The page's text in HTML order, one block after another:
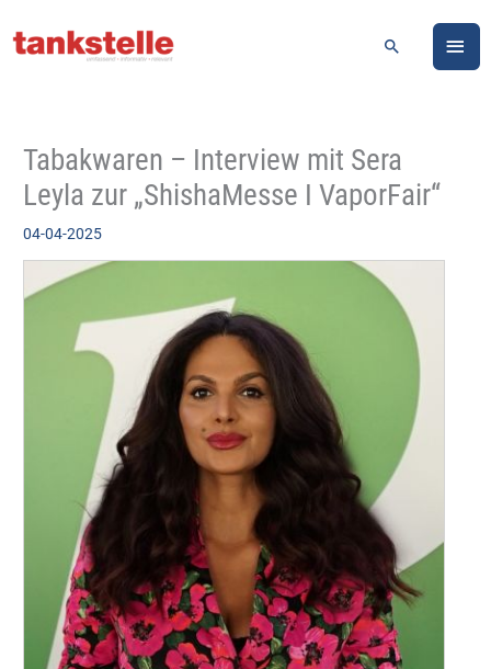
Inhalt
Suchen
Tabakwaren – Interview mit Sera
Leyla zur „ShishaMesse I VaporFair“
04-04-2025